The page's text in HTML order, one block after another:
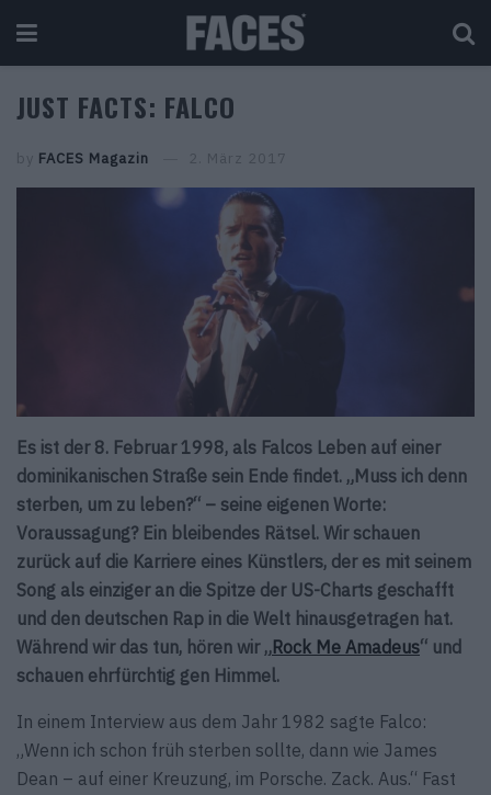
JUST FACTS: FALCO
by FACES Magazin 2. März 2017
Es ist der 8. Februar 1998, als Falcos Leben auf einer
dominikanischen Straße sein Ende findet. „Muss ich denn
sterben, um zu leben?“ – seine eigenen Worte:
Voraussagung? Ein bleibendes Rätsel. Wir schauen
zurück auf die Karriere eines Künstlers, der es mit seinem
Song als einziger an die Spitze der US-Charts geschafft
und den deutschen Rap in die Welt hinausgetragen hat.
Während wir das tun, hören wir „ Rock Me Amadeus“ und
schauen ehrfürchtig gen Himmel.
In einem Interview aus dem Jahr 1982 sagte Falco:
„Wenn ich schon früh sterben sollte, dann wie James
Dean – auf einer Kreuzung, im Porsche. Zack. Aus.“ Fast